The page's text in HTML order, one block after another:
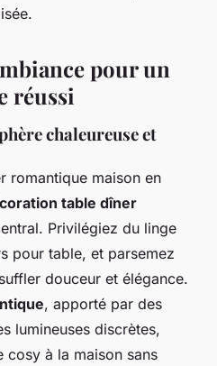
pour un
réussi
chaleureuse et
romantique maison en
table dîner
Privilégiez du linge
pour table, et parsemez
douceur et élégance.
, apporté par des
lumineuses discrètes,
cosy à la maison sans